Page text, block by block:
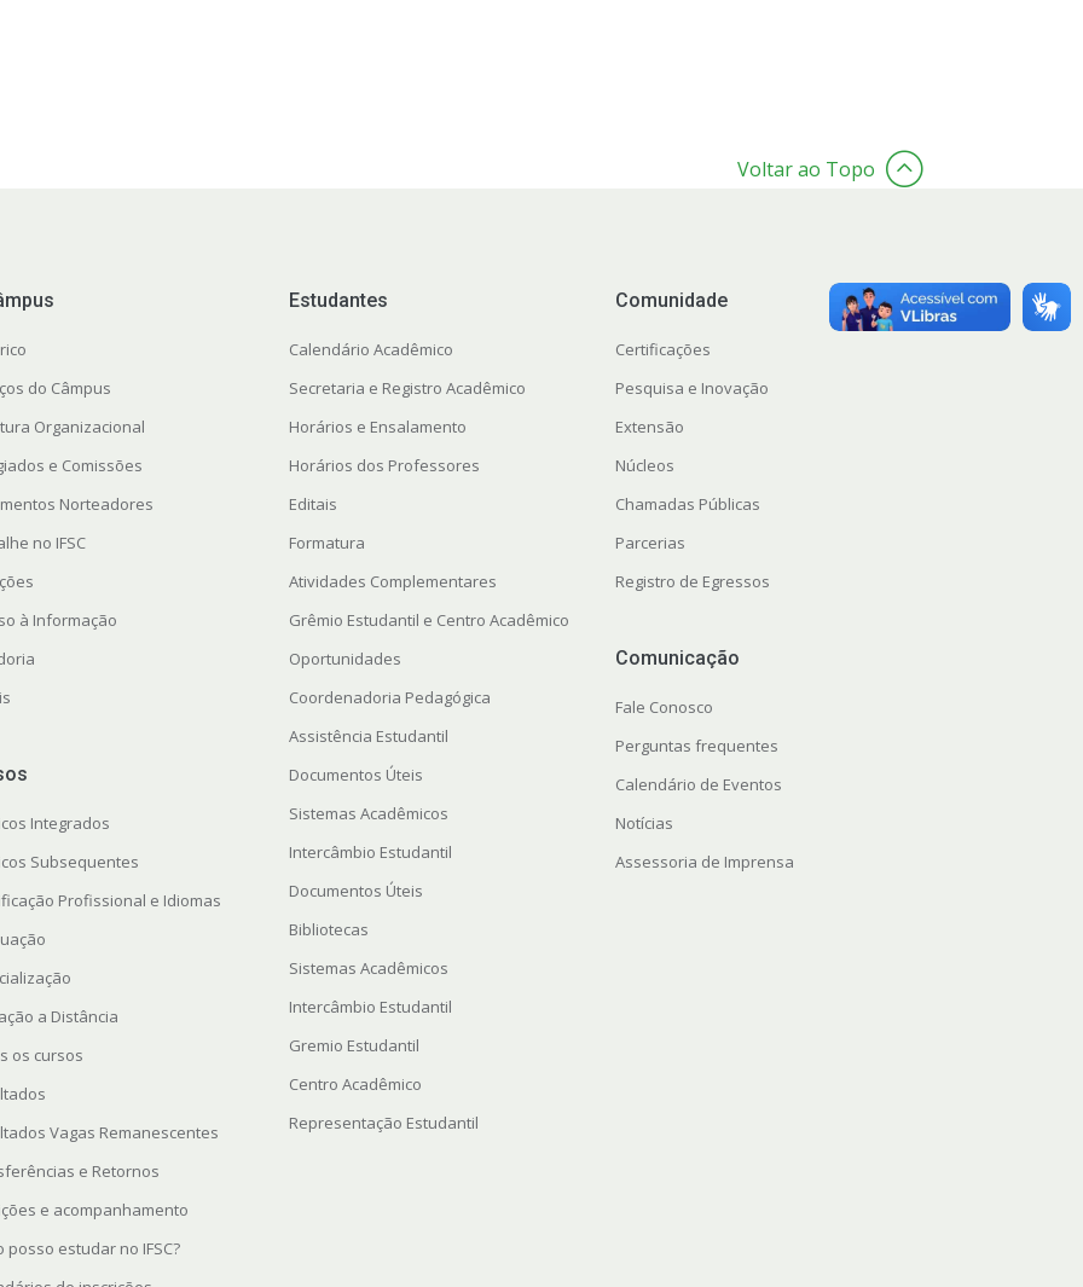
Voltar ao Topo
do Câmpus
Organizacional
e Comissões
Norteadores
no IFSC
à Informação
Integrados
Subsequentes
Profissional e Idiomas
a Distância
os cursos
Vagas Remanescentes
e Retornos
e acompanhamento
posso estudar no IFSC?
Estudantes
Calendário Acadêmico
Secretaria e Registro Acadêmico
Horários e Ensalamento
Horários dos Professores
Editais
Formatura
Atividades Complementares
Grêmio Estudantil e Centro Acadêmico
Oportunidades
Coordenadoria Pedagógica
Assistência Estudantil
Documentos Úteis
Sistemas Acadêmicos
Intercâmbio Estudantil
Documentos Úteis
Bibliotecas
Sistemas Acadêmicos
Intercâmbio Estudantil
Gremio Estudantil
Centro Acadêmico
Representação Estudantil
Comunidade
Certificações
Pesquisa e Inovação
Extensão
Núcleos
Chamadas Públicas
Parcerias
Registro de Egressos
Comunicação
Fale Conosco
Perguntas frequentes
Calendário de Eventos
Notícias
Assessoria de Imprensa